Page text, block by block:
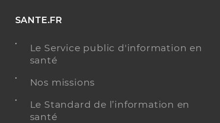
SANTE.FR
Le Service public d'information en
santé
Nos missions
Le Standard de l’information en
santé